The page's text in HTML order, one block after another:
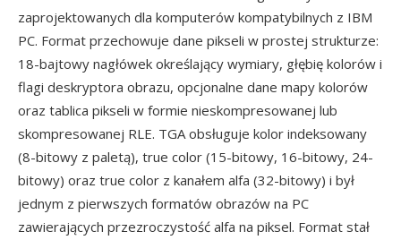
zaprojektowanych dla komputerów kompatybilnych z IBM
PC. Format przechowuje dane pikseli w prostej strukturze:
18-bajtowy nagłówek określający wymiary, głębię kolorów i
flagi deskryptora obrazu, opcjonalne dane mapy kolorów
oraz tablica pikseli w formie nieskompresowanej lub
skompresowanej RLE. TGA obsługuje kolor indeksowany
(8-bitowy z paletą), true color (15-bitowy, 16-bitowy, 24-
bitowy) oraz true color z kanałem alfa (32-bitowy) i był
jednym z pierwszych formatów obrazów na PC
zawierających przezroczystość alfa na piksel. Format stał